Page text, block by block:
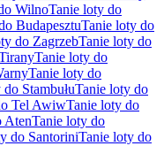
WilnoTanie loty do
BudapesztuTanie loty do
do ZagrzebTanie loty do
Tanie loty do
Tanie loty do
StambułuTanie loty do
Tel AwiwTanie loty do
AtenTanie loty do
do SantoriniTanie loty do